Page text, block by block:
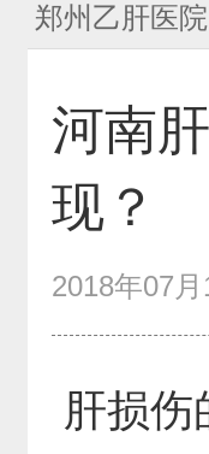
郑州乙肝医院
河南
现？
2018年07
肝损伤